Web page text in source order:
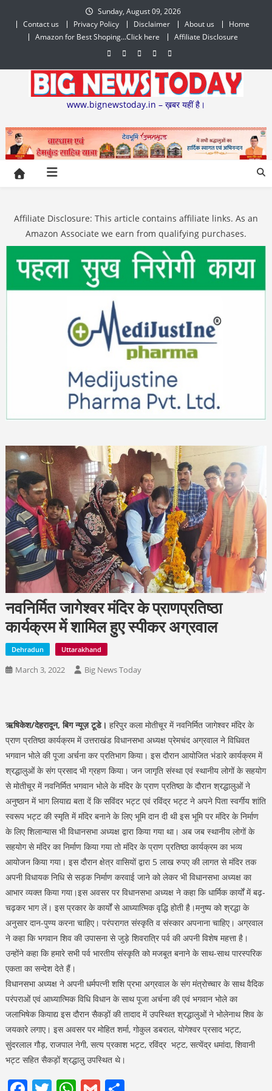
content
Sunday, August 09, 2026
Contact us
Privacy Policy Disclaimer About us
Home
Amazon for Best Shoping…Click here
Affiliate Disclosure
www.bignewstoday.in – ख़बर यहीं है।
Affiliate Disclosure: This article contains affiliate links. As an
Amazon Associate we earn from qualifying purchases.
नवनिर्मित जागेश्वर मंदिर के प्राणप्रतिष्ठा
कार्यक्रम में शामिल हुए स्पीकर अग्रवाल
Dehradun Uttarakhand
March 3, 2022 Big News Today
ऋषिकेश/देहरादून, बिग न्यूज़ टूडे। हरिपुर कला मोतीचूर में नवनिर्मित जागेश्वर मंदिर के
प्राण प्रतिष्ठा कार्यक्रम में उत्तराखंड विधानसभा अध्यक्ष प्रेमचंद अग्रवाल ने विधिवत
भगवान भोले की पूजा अर्चना कर प्रतिभाग किया। इस दौरान आयोजित भंडारे कार्यक्रम में
श्रद्धालुओं के संग प्रसाद भी ग्रहण किया। जन जागृति संस्था एवं स्थानीय लोगों के सहयोग
से मोतीचूर में नवनिर्मित भगवान भोले के मंदिर के प्राण प्रतिष्ठा के दौरान श्रद्धालुओं ने
अनुष्ठान में भाग लियाद्य बता दें कि सविंदर भट्ट एवं रविंद्र भट्ट ने अपने पिता स्वर्गीय शांति
स्वरूप भट्ट की स्मृति में मंदिर बनाने के लिए भूमि दान दी थी इस भूमि पर मंदिर के निर्माण
के लिए शिलान्यास भी विधानसभा अध्यक्ष द्वारा किया गया था। अब जब स्थानीय लोगों के
सहयोग से मंदिर का निर्माण किया गया तो मंदिर के प्राण प्रतिष्ठा कार्यक्रम का भव्य
आयोजन किया गया। इस दौरान क्षेत्र वासियों द्वारा 5 लाख रुपए की लागत से मंदिर तक
अपनी विधायक निधि से सड़क निर्माण करवाई जाने को लेकर भी विधानसभा अध्यक्ष का
आभार व्यक्त किया गया।इस अवसर पर विधानसभा अध्यक्ष ने कहा कि धार्मिक कार्यों में बढ़-
चढ़कर भाग लें। इस प्रकार के कार्यों से आध्यात्मिक वृद्धि होती है।मनुष्य को श्रद्धा के
अनुसार दान-पुण्य करना चाहिए। परंपरागत संस्कृति व संस्कार अपनाना चाहिए। अग्रवाल
ने कहा कि भगवान शिव की उपासना से जुड़े शिवरात्रि पर्व की अपनी विशेष महत्ता है।
उन्होंने कहा कि हमारे सभी पर्व भारतीय संस्कृति को मजबूत बनाने के साथ-साथ पारस्परिक
एकता का सन्देश देते हैं।
विधानसभा अध्यक्ष ने अपनी धर्मपत्नी शशि प्रभा अग्रवाल के संग मंत्रोच्चार के साथ वैदिक
परंपराओं एवं आध्यात्मिक विधि विधान के साथ पूजा अर्चना की एवं भगवान भोले का
जलाभिषेक कियाद्य इस दौरान सैकड़ों की तादाद में उपस्थित श्रद्धालुओं ने भोलेनाथ शिव के
जयकारे लगाए। इस अवसर पर मोहित शर्मा, गोकुल डबराल, योगेश्वर प्रसाद भट्ट,
सुंदरलाल गौड़, राजपाल नेगी, सत्य प्रकाश भट्ट, रविंद्र भट्ट, सत्येंद्र धमांदा, शिवानी
भट्ट सहित सैकड़ों श्रद्धालु उपस्थित थे।